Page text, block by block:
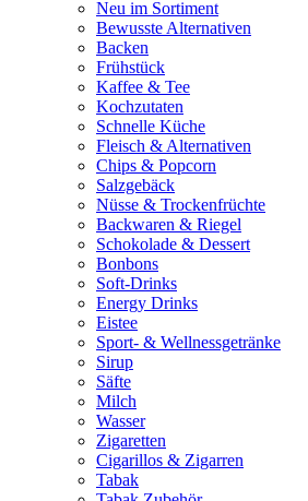
Neu im Sortiment
Bewusste Alternativen
Backen
Frühstück
Kaffee & Tee
Kochzutaten
Schnelle Küche
Fleisch & Alternativen
Chips & Popcorn
Salzgebäck
Nüsse & Trockenfrüchte
Backwaren & Riegel
Schokolade & Dessert
Bonbons
Soft-Drinks
Energy Drinks
Eistee
Sport- & Wellnessgetränke
Sirup
Säfte
Milch
Wasser
Zigaretten
Cigarillos & Zigarren
Tabak